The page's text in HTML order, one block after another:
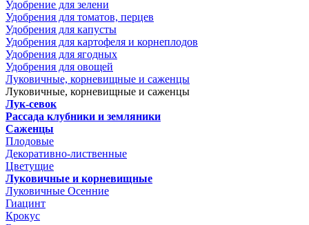
Удобрение для зелени
Удобрения для томатов, перцев
Удобрения для капусты
Удобрения для картофеля и корнеплодов
Удобрения для ягодных
Удобрения для овощей
Луковичные, корневищные и саженцы
Луковичные, корневищные и саженцы
Лук-севок
Рассада клубники и земляники
Саженцы
Плодовые
Декоративно-лиственные
Цветущие
Луковичные и корневищные
Луковичные Осенние
Гиацинт
Крокус